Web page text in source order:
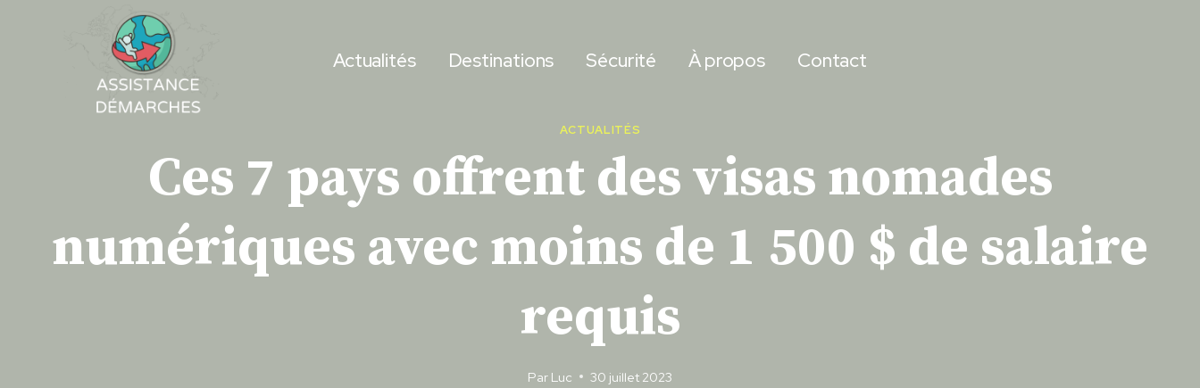
Actualités Destinations Sécurité À propos Contact
ACTUALITÉS
Ces 7 pays offrent des visas nomades
numériques avec moins de 1 500 $ de salaire
requis
Par Luc 30 juillet 2023